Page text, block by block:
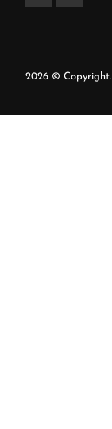
2026 © Copyright.